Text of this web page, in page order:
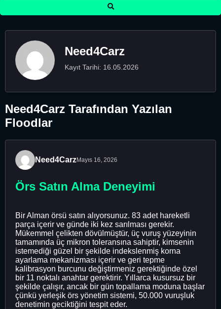
Need4Carz
Kayıt Tarihi: 16.05.2026
Need4Carz Tarafından Yazılan
Floodlar
Need4CarzMayıs 16, 2026
Örs Satın Alma Deneyimi
Bir Alman örsü satın alıyorsunuz. 83 adet hareketli
parça içerir ve günde iki kez sarılması gerekir.
Mükemmel çelikten dövülmüştür, üç vuruş yüzeyinin
tamamında üç mikron toleransına sahiptir, kimsenin
istemediği güzel bir şekilde indekslenmiş korna
ayarlama mekanizması içerir ve geri tepme
kalibrasyon burcunu değiştirmeniz gerektiğinde özel
bir 11 noktalı anahtar gerektirir. Yıllarca kusursuz bir
şekilde çalışır, ancak bir gün topallama moduna başlar
çünkü yerleşik örs yönetim sistemi, 50.000 vuruşluk
denetimin geciktiğini tespit eder.